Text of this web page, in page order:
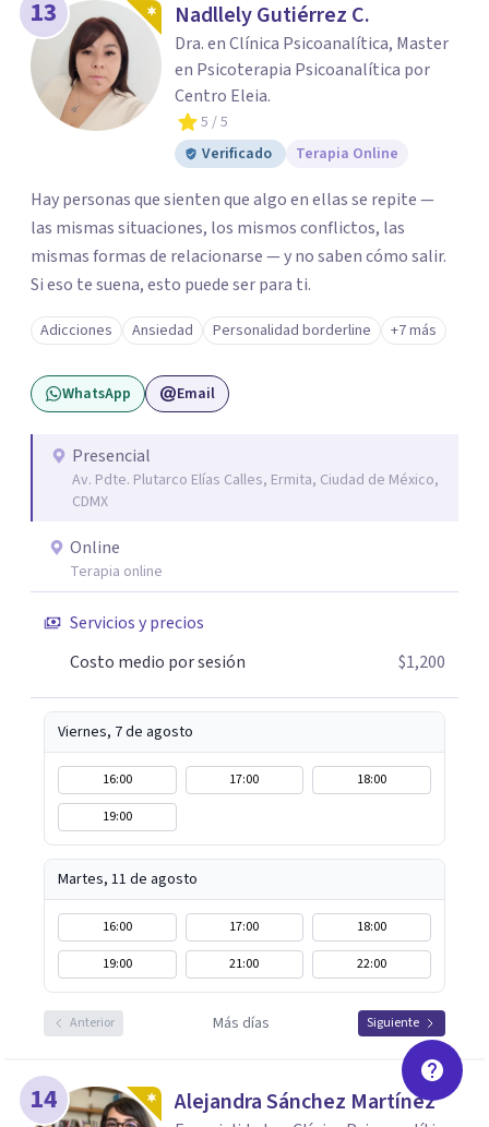
13 Nadllely Gutiérrez C.
Dra. en Clínica Psicoanalítica, Master
en Psicoterapia Psicoanalítica por
Centro Eleia.
5 / 5
Verificado
Terapia Online
Hay personas que sienten que algo en ellas se repite —
las mismas situaciones, los mismos conflictos, las
mismas formas de relacionarse — y no saben cómo salir.
Si eso te suena, esto puede ser para ti.
Adicciones Ansiedad Personalidad borderline +7 más
WhatsApp Email
Presencial
Av. Pdte. Plutarco Elías Calles, Ermita, Ciudad de México,
CDMX
Online
Terapia online
Servicios y precios
Costo medio por sesión
$1,200
Viernes, 7 de agosto
16:00 17:00
18:00
19:00
Martes, 11 de agosto
16:00 17:00
18:00
19:00
21:00 22:00
Anterior Más días Siguiente
14 Alejandra Sánchez Martínez